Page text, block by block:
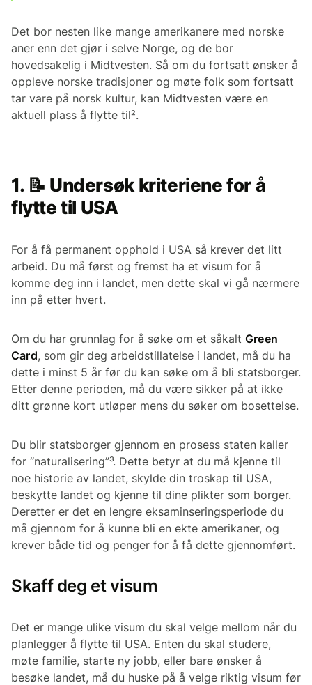
Det bor nesten like mange amerikanere med norske
aner enn det gjør i selve Norge, og de bor
hovedsakelig i Midtvesten. Så om du fortsatt ønsker å
oppleve norske tradisjoner og møte folk som fortsatt
tar vare på norsk kultur, kan Midtvesten være en
aktuell plass å flytte til².
1. 📝 Undersøk kriteriene for å
flytte til USA
For å få permanent opphold i USA så krever det litt
arbeid. Du må først og fremst ha et visum for å
komme deg inn i landet, men dette skal vi gå nærmere
inn på etter hvert.
Om du har grunnlag for å søke om et såkalt Green
Card, som gir deg arbeidstillatelse i landet, må du ha
dette i minst 5 år før du kan søke om å bli statsborger.
Etter denne perioden, må du være sikker på at ikke
ditt grønne kort utløper mens du søker om bosettelse.
Du blir statsborger gjennom en prosess staten kaller
for “naturalisering”³. Dette betyr at du må kjenne til
noe historie av landet, skylde din troskap til USA,
beskytte landet og kjenne til dine plikter som borger.
Deretter er det en lengre eksaminseringsperiode du
må gjennom for å kunne bli en ekte amerikaner, og
krever både tid og penger for å få dette gjennomført.
Skaff deg et visum
Det er mange ulike visum du skal velge mellom når du
planlegger å flytte til USA. Enten du skal studere,
møte familie, starte ny jobb, eller bare ønsker å
besøke landet, må du huske på å velge riktig visum før